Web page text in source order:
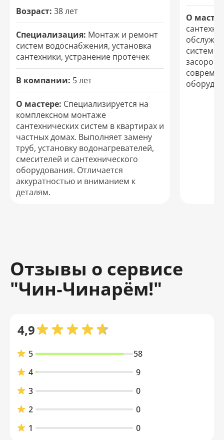
Возраст: 38 лет
Специализация: Монтаж и ремонт
систем водоснабжения, установка
сантехники, устранение протечек
В компании: 5 лет
О мастере: Специализируется на
комплексном монтаже
сантехнических систем в квартирах и
частных домах. Выполняет замену
труб, установку водонагревателей,
смесителей и сантехнического
оборудования. Отличается
аккуратностью и вниманием к
деталям.
О
систем.
засоров
Отзывы о сервисе
"Чин‑Чинарём!"
4,9
5
58
4
9
3
0
2
0
1
0